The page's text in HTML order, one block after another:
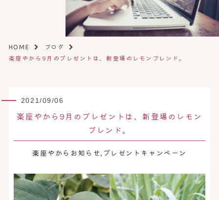
お悩み温活ガイド▼
店舗一覧▼
オンラインストア▼
オンライン予約はこちら
HOME
ブログ
楽座やから9月のプレゼントは、新登場のレモンブレンド。
2021/09/06
楽座やから9月のプレゼントは、新登場のレモン
ブレンド。
楽座やからお知らせ,プレゼントキャンペーン